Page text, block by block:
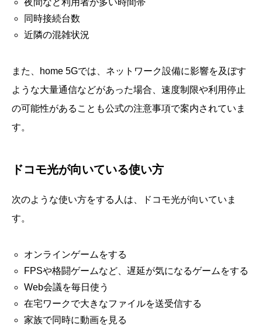
夜間など利用者が多い時間帯
同時接続台数
近隣の混雑状況
また、home 5Gでは、ネットワーク設備に影響を及ぼす
ような大量通信などがあった場合、速度制限や利用停止
の可能性があることも公式の注意事項で案内されていま
す。
ドコモ光が向いている使い方
次のような使い方をする人は、ドコモ光が向いていま
す。
オンラインゲームをする
FPSや格闘ゲームなど、遅延が気になるゲームをする
Web会議を毎日使う
在宅ワークで大きなファイルを送受信する
家族で同時に動画を見る